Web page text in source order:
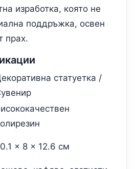
изработка, която не
поддръжка, освен
прах.
статуетка /
x 8 x 12.6 см